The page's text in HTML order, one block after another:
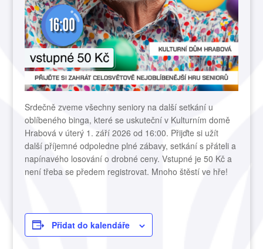
Srdečně zveme všechny seniory na další setkání u
oblíbeného binga, které se uskuteční v Kulturním domě
Hrabová v úterý 1. září 2026 od 16:00. Přijďte si užít
další příjemné odpoledne plné zábavy, setkání s přáteli a
napínavého losování o drobné ceny. Vstupné je 50 Kč a
není třeba se předem registrovat. Mnoho štěstí ve hře!
Přidat do kalendáře